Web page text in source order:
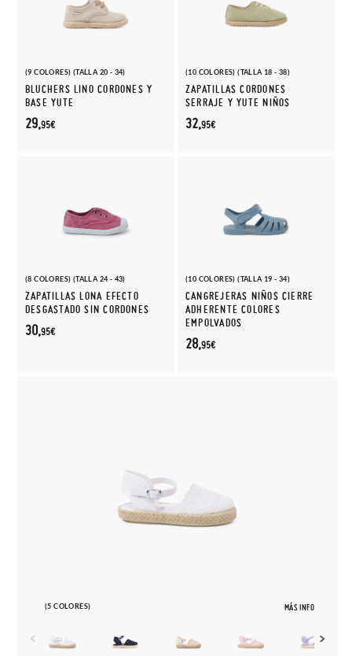
(9 COLORES) (TALLA 20 - 34)
BLUCHERS LINO CORDONES Y
BASE YUTE
29,95€
(10 COLORES) (TALLA 18 - 38)
ZAPATILLAS CORDONES
SERRAJE Y YUTE NIÑOS
32,95€
(8 COLORES) (TALLA 24 - 43)
ZAPATILLAS LONA EFECTO
DESGASTADO SIN CORDONES
30,95€
(10 COLORES) (TALLA 19 - 34)
CANGREJERAS NIÑOS CIERRE
ADHERENTE COLORES
EMPOLVADOS
28,95€
(5 COLORES) MÁS INFO